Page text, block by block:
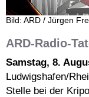
Bild: ARD / Jürgen
ARD-Radio-
Samstag, 8.
Ludwigshafen/
Stelle bei der